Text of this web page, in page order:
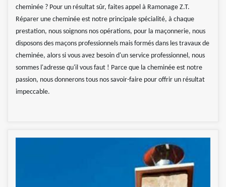
cheminée ? Pour un résultat sûr, faites appel à Ramonage Z.T.
Réparer une cheminée est notre principale spécialité, à chaque
prestation, nous soignons nos opérations, pour la maçonnerie, nous
disposons des maçons professionnels mais formés dans les travaux de
cheminée, alors si vous avez besoin d'un service professionnel, nous
sommes l'adresse qu'il vous faut ! Parce que la cheminée est notre
passion, nous donnerons tous nos savoir-faire pour offrir un résultat
impeccable.